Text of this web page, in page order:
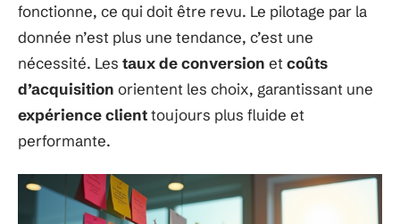
fonctionne, ce qui doit être revu. Le pilotage par la
donnée n’est plus une tendance, c’est une
nécessité. Les taux de conversion et coûts
d’acquisition orientent les choix, garantissant une
expérience clienttoujours plus fluide et
performante.